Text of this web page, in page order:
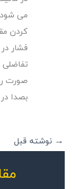
می
کردن
فشار
تفاضلی
صورت
بصدا
→ نوشته قبل